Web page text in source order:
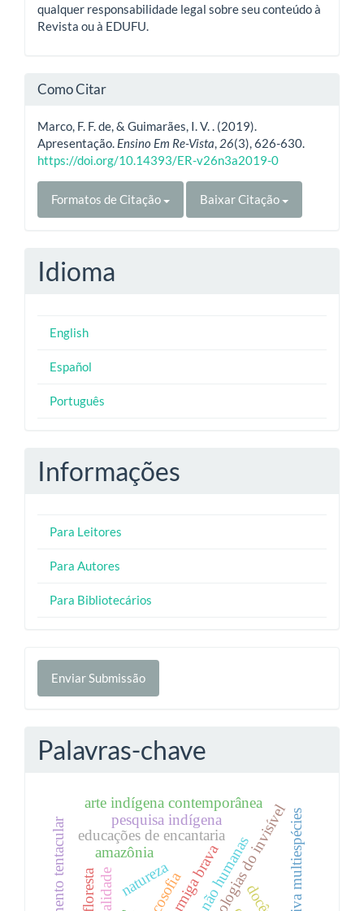
qualquer responsabilidade legal sobre seu conteúdo à
Revista ou à EDUFU.
Como Citar
Marco, F. F. de, & Guimarães, I. V. . (2019).
Apresentação. Ensino Em Re-Vista, 26(3), 626-630.
https://doi.org/10.14393/ER-v26n3a2019-0
Formatos de Citação Baixar Citação
Idioma
English
Español
Português
Informações
Para Leitores
Para Autores
Para Bibliotecários
Enviar
Submissão
Enviar Submissão
Palavras-chave
formiga brava
amazônia
educações de encantariaepistemologias do invisível
ecosofia
pesquisa indígena
arte indígena contemporânea
natureza